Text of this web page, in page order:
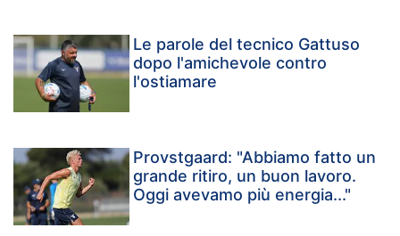
Le parole del tecnico Gattuso
dopo l'amichevole contro
l'ostiamare
Provstgaard: "Abbiamo fatto un
grande ritiro, un buon lavoro.
Oggi avevamo più energia..."